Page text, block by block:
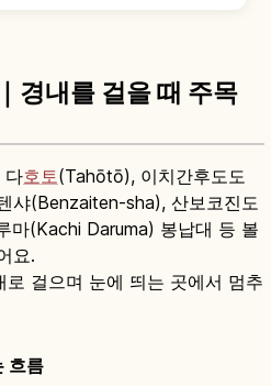
경내를 걸을 때 주목
다호토(Tahōtō), 이치간후도도
샤(Benzaiten-sha), 산보코진도
마(Kachi Daruma) 봉납대 등 볼
요.
걸으며 눈에 띄는 곳에서 멈추
흐름